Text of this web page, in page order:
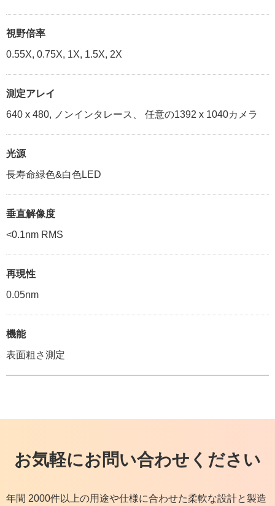
視野倍率
0.55X, 0.75X, 1X, 1.5X, 2X
測定アレイ
640 x 480, ノンインタレース、 任意の1392 x 1040カメラ
光源
長寿命緑色&白色LED
垂直解像度
<0.1nm RMS
再現性
0.05nm
機能
表面粗さ測定
お気軽にお問い合わせください
年間 2000件以上の用途や仕様に合わせた柔軟な設計と製造